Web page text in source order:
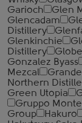
Garioch
Glen
Glencadam
Distillery
Glenkinchie
Distillery
Gonzalez Byass
Mezcal
Northern
Green Utopia
Gruppo
Group
Hakuro